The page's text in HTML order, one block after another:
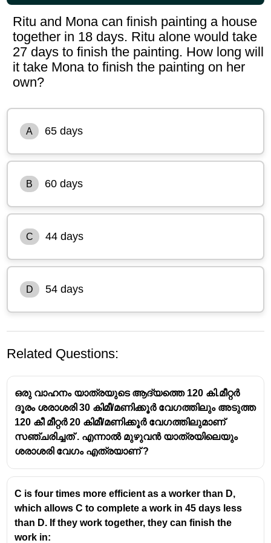
Ritu and Mona can finish painting a house
together in 18 days. Ritu alone would take
27 days to finish the painting. How long will
it take Mona to finish the painting on her
own?
A 65 days
B 60 days
C 44 days
D 54 days
Let the total work be1 house.
Ritu’s rate = (
\frac{1}
( 1 )house/day
(Ritu + Mona)’s rate =(
\frac{1}
{18} )
(18
1 )house/day
So, Mona’s rate:
\frac{1}
{18} -
\frac{1}
18 − 27
LCM of 18 and 27 = 54
=
= 3−2
Related Questions:
ഒരു വാഹനം യാത്രയുടെ ആദ്യത്തെ 120 കി.മീറ്റർ
ദൂരം ശരാശരി 30 കിമീ/മണിക്കൂർ വേഗത്തിലും അടുത്ത
120 കീ മീറ്റർ 20 കിമീ/മണിക്കൂർ വേഗത്തിലുമാണ്
സഞ്ചരിച്ചത് . എന്നാൽ മുഴുവൻ യാത്രയിലെയും
ശരാശരി വേഗം എത്രയാണ് ?
C is four times more efficient as a worker than D,
which allows C to complete a work in 45 days less
than D. If they work together, they can finish the
work in: